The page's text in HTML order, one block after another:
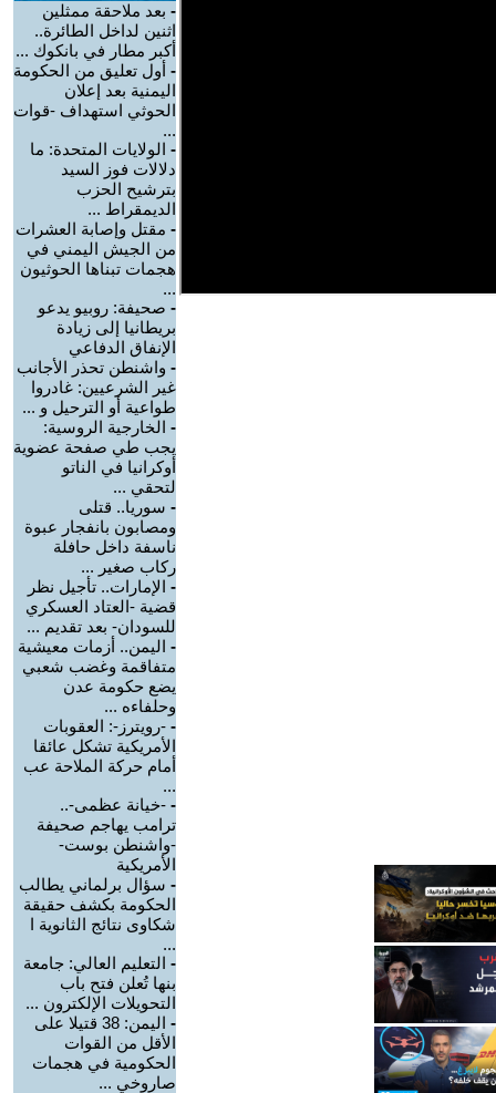
- بعد ملاحقة ممثلين
اثنين لداخل الطائرة..
أكبر مطار في بانكوك ...
- أول تعليق من الحكومة
اليمنية بعد إعلان
الحوثي استهداف -قوات
...
- الولايات المتحدة: ما
دلالات فوز السيد
بترشيح الحزب
الديمقراط ...
- مقتل وإصابة العشرات
من الجيش اليمني في
هجمات تبناها الحوثيون
...
- صحيفة: روبيو يدعو
بريطانيا إلى زيادة
الإنفاق الدفاعي
- واشنطن تحذر الأجانب
غير الشرعيين: غادروا
طواعية أو الترحيل و ...
- الخارجية الروسية:
يجب طي صفحة عضوية
أوكرانيا في الناتو
لتحقي ...
- سوريا.. قتلى
ومصابون بانفجار عبوة
ناسفة داخل حافلة
ركاب صغير ...
- الإمارات.. تأجيل نظر
قضية -العتاد العسكري
للسودان- بعد تقديم ...
- اليمن.. أزمات معيشية
متفاقمة وغضب شعبي
يضع حكومة عدن
وحلفاءه ...
- -رويترز-: العقوبات
الأمريكية تشكل عائقا
أمام حركة الملاحة عب
...
- -خيانة عظمى-..
ترامب يهاجم صحيفة
-واشنطن بوست-
الأمريكية
- سؤال برلماني يطالب
الحكومة بكشف حقيقة
شكاوى نتائج الثانوية ا
...
- التعليم العالي: جامعة
بنها تُعلن فتح باب
التحويلات الإلكترون ...
-
اليمن: 38 قتيلا على
الأقل من القوات
الحكومية في هجمات
صاروخي ...